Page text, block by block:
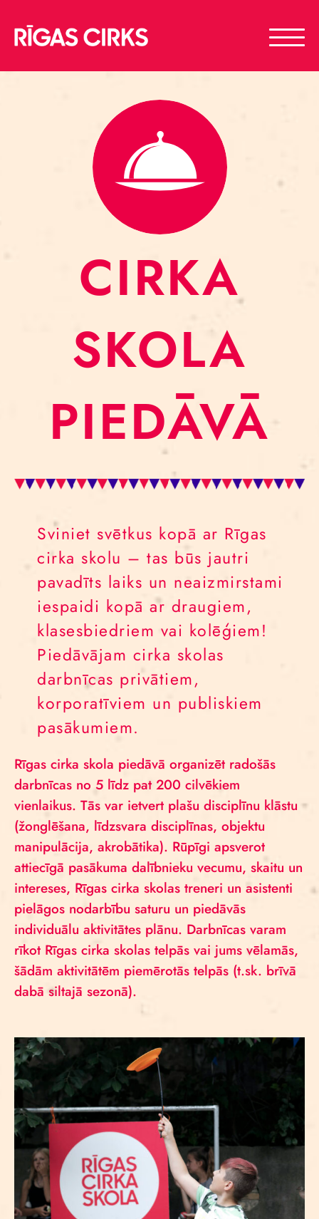
CIRKA
SKOLA
PIEDĀVĀ
Sviniet svētkus kopā ar Rīgas
cirka skolu – tas būs jautri
pavadīts laiks un neaizmirstami
iespaidi kopā ar draugiem,
klasesbiedriem vai kolēģiem!
Piedāvājam cirka skolas
darbnīcas privātiem,
korporatīviem un publiskiem
pasākumiem.
Rīgas cirka skola piedāvā organizēt radošās
darbnīcas no 5 līdz pat 200 cilvēkiem
vienlaikus. Tās var ietvert plašu disciplīnu klāstu
(žonglēšana, līdzsvara disciplīnas, objektu
manipulācija, akrobātika). Rūpīgi apsverot
attiecīgā pasākuma dalībnieku vecumu, skaitu un
intereses, Rīgas cirka skolas treneri un asistenti
pielāgos nodarbību saturu un piedāvās
individuālu aktivitātes plānu. Darbnīcas varam
rīkot Rīgas cirka skolas telpās vai jums vēlamās,
šādām aktivitātēm piemērotās telpās (t.sk. brīvā
dabā siltajā sezonā).